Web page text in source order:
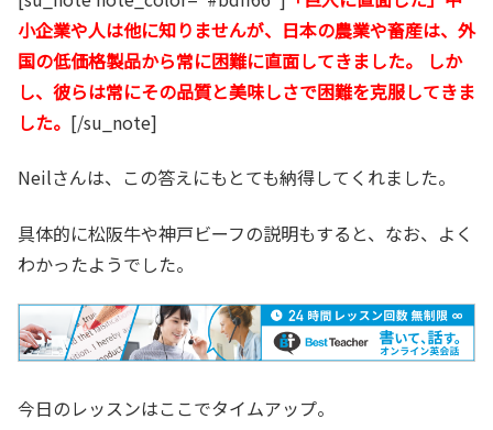
小企業や人は他に知りませんが、日本の農業や畜産は、外
国の低価格製品から常に困難に直面してきました。 しか
し、彼らは常にその品質と美味しさで困難を克服してきま
した。 [/su_note]
Neilさんは、この答えにもとても納得してくれました。
具体的に松阪牛や神戸ビーフの説明もすると、なお、よく
わかったようでした。
今日のレッスンはここでタイムアップ。